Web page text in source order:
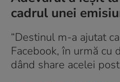
cadrul unei
“Destinul m-a ajutat
Facebook, în urmă cu
dând share acelei